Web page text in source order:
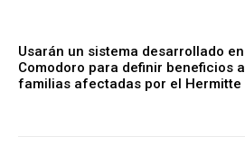
Usarán un sistema desarrollado en
Comodoro para definir beneficios a
familias afectadas por el Hermitte